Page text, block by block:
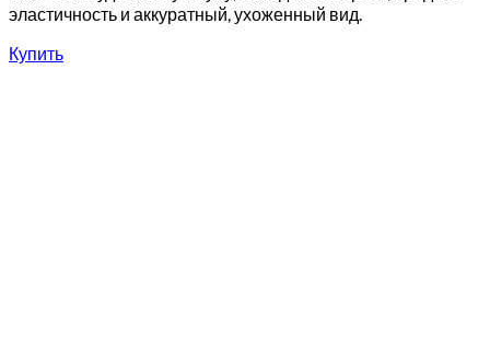
эластичность и аккуратный, ухоженный вид.
Купить